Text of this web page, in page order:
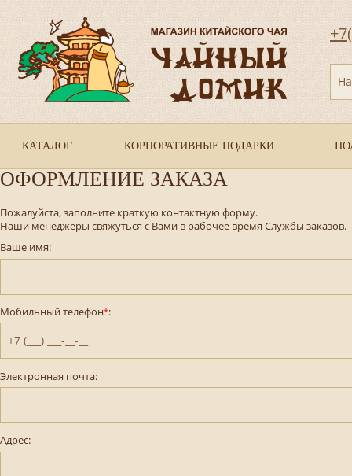
КАТАЛОГ КОРПОРАТИВНЫЕ ПОДАРКИ
ОФОРМЛЕНИЕ ЗАКАЗА
Пожалуйста, заполните краткую контактную форму.
Наши менеджеры свяжуться с Вами в рабочее время Службы заказов.
Ваше имя:
Мобильный телефон*:
+7 (___) ___-__-__
Электронная почта:
Адрес: